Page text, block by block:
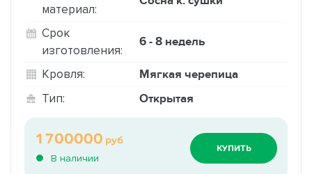
материал:
Срок
изготовления:
6 - 8 недель
Кровля: Мягкая черепица
Тип: Открытая
В наличии
1700000 руб
КУПИТЬ